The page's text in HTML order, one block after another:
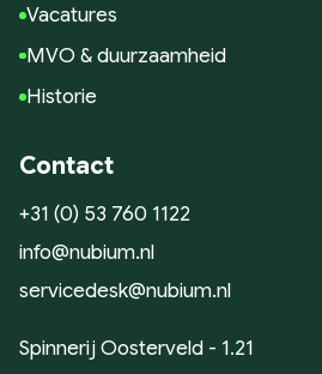
Vacatures
MVO & duurzaamheid
Historie
Contact
+31 (0) 53 760 1122
info@nubium.nl
servicedesk@nubium.nl
Spinnerij Oosterveld - 1.21